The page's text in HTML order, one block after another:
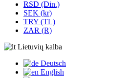
RSD (Din.)
SEK (kr)
TRY (TL)
ZAR (R)
Lietuvių kalba
Deutsch
English